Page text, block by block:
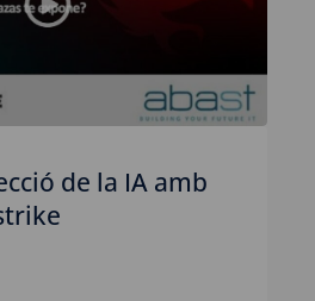
de la IA amb